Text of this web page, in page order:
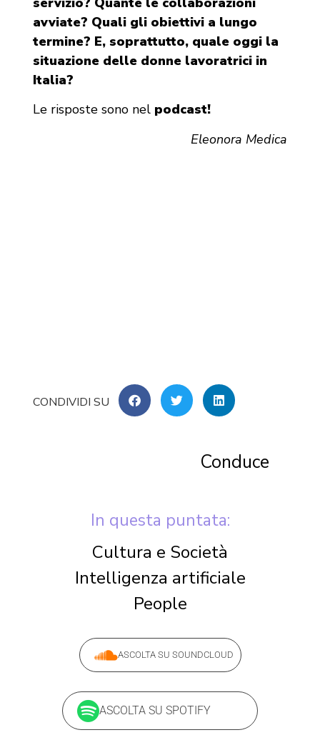
avviate? Quali gli obiettivi a lungo
termine? E, soprattutto, quale oggi la
situazione delle donne lavoratrici in
Italia?
Le risposte sono nel podcast!
Eleonora Medica
Conduce
In questa puntata:
Cultura e Società
Intelligenza artificiale
People
ASCOLTA SU SOUNDCLOUD
ASCOLTA SU SPOTIFY